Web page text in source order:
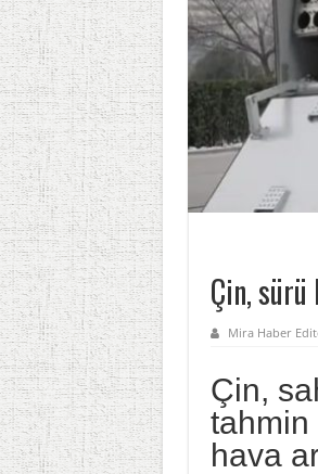
Çin,
Mira Haber
Çin,
tahmin
hava